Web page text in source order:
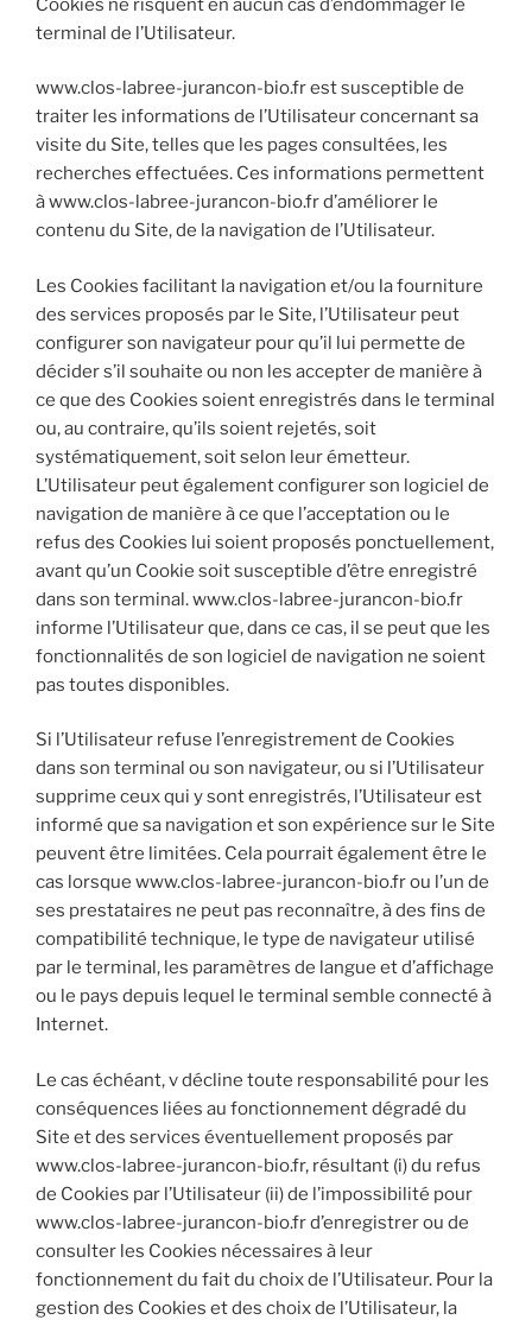
terminal de l’Utilisateur.
www.clos-labree-jurancon-bio.fr est susceptible de
traiter les informations de l’Utilisateur concernant sa
visite du Site, telles que les pages consultées, les
recherches effectuées. Ces informations permettent
à www.clos-labree-jurancon-bio.fr d’améliorer le
contenu du Site, de la navigation de l’Utilisateur.
Les Cookies facilitant la navigation et/ou la fourniture
des services proposés par le Site, l’Utilisateur peut
configurer son navigateur pour qu’il lui permette de
décider s’il souhaite ou non les accepter de manière à
ce que des Cookies soient enregistrés dans le terminal
ou, au contraire, qu’ils soient rejetés, soit
systématiquement, soit selon leur émetteur.
L’Utilisateur peut également configurer son logiciel de
navigation de manière à ce que l’acceptation ou le
refus des Cookies lui soient proposés ponctuellement,
avant qu’un Cookie soit susceptible d’être enregistré
dans son terminal. www.clos-labree-jurancon-bio.fr
informe l’Utilisateur que, dans ce cas, il se peut que les
fonctionnalités de son logiciel de navigation ne soient
pas toutes disponibles.
Si l’Utilisateur refuse l’enregistrement de Cookies
dans son terminal ou son navigateur, ou si l’Utilisateur
supprime ceux qui y sont enregistrés, l’Utilisateur est
informé que sa navigation et son expérience sur le Site
peuvent être limitées. Cela pourrait également être le
cas lorsque www.clos-labree-jurancon-bio.fr ou l’un de
ses prestataires ne peut pas reconnaître, à des fins de
compatibilité technique, le type de navigateur utilisé
par le terminal, les paramètres de langue et d’affichage
ou le pays depuis lequel le terminal semble connecté à
Internet.
Le cas échéant, v décline toute responsabilité pour les
conséquences liées au fonctionnement dégradé du
Site et des services éventuellement proposés par
www.clos-labree-jurancon-bio.fr, résultant (i) du refus
de Cookies par l’Utilisateur (ii) de l’impossibilité pour
www.clos-labree-jurancon-bio.fr d’enregistrer ou de
consulter les Cookies nécessaires à leur
fonctionnement du fait du choix de l’Utilisateur. Pour la
gestion des Cookies et des choix de l’Utilisateur, la